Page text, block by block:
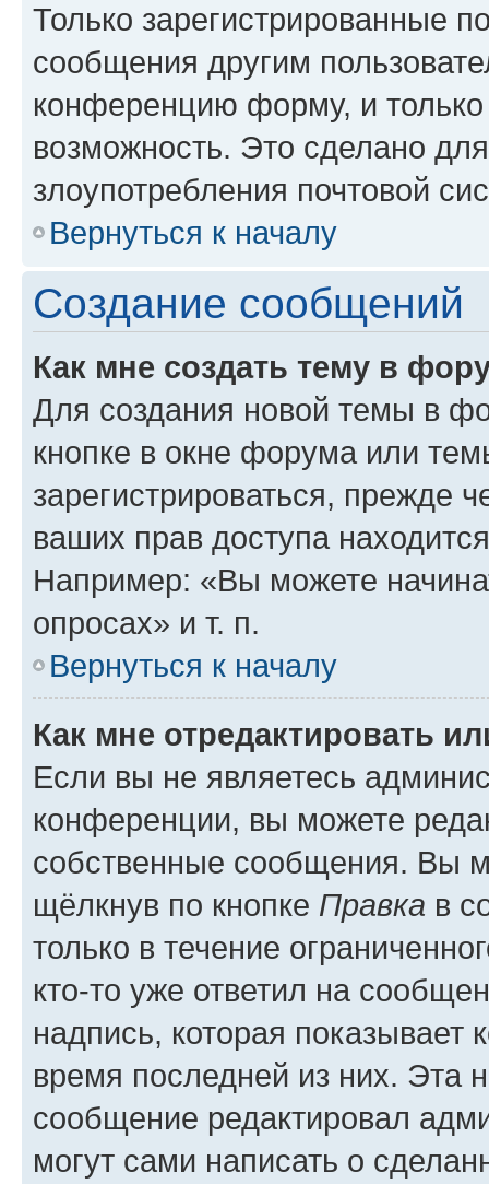
Только зарегистрированные
сообщения другим
конференцию форму, и
возможность. Это сделано
злоупотребления почтовой
Вернуться к началу
Создание сообщений
Как мне создать тему в
Для создания новой темы в
кнопке в окне форума или
зарегистрироваться, прежде
ваших прав доступа
Например: «Вы можете
опросах» и т. п.
Вернуться к началу
Как мне отредактировать
Если вы не являетесь
конференции, вы можете
собственные сообщения. Вы
щёлкнув по кнопке Правка в
только в течение
кто-то уже ответил на
надпись, которая показывает
время последней из них. Эта
сообщение редактировал
могут сами написать о